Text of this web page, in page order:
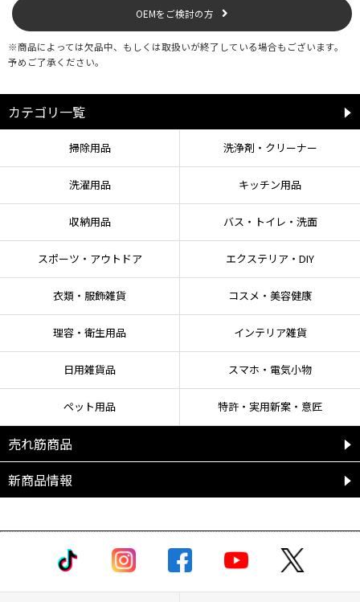
OEMをご検討の方
※商品によっては欠品中、もしくは取扱いが終了している場合もございます。
予めご了承ください。
カテゴリ一覧
掃除用品 洗浄剤・クリーナー
洗濯用品 キッチン用品
収納用品 バス・トイレ・洗面
スポーツ・アウトドア エクステリア・DIY
衣類・服飾雑貨 コスメ・美容健康
理容・衛生用品 インテリア雑貨
日用雑貨品 スマホ・電気小物
ペット用品 特許・実用新案・意匠
売れ筋商品
新商品情報